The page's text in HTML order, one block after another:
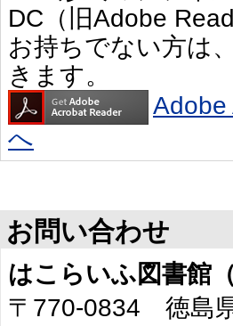
DC（旧Adobe
お持ちでない方は
きます。
Adobe
へ
お問い合わせ
はこらいふ図書館
〒770-0834 徳島